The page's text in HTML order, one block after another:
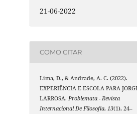
21-06-2022
COMO CITAR
Lima, D., & Andrade, A. C. (2022).
EXPERIÊNCIA E ESCOLA PARA
LARROSA. Problemata - Revista
Internacional De Filosofia, 13(1), 24–